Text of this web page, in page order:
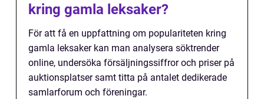
kring gamla leksaker?
För att få en uppfattning om populariteten kring
gamla leksaker kan man analysera söktrender
online, undersöka försäljningssiffror och priser på
auktionsplatser samt titta på antalet dedikerade
samlarforum och föreningar.